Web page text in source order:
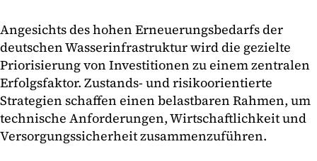
Angesichts des hohen Erneuerungsbedarfs der
deutschen Wasserinfrastruktur wird die gezielte
Priorisierung von Investitionen zu einem zentralen
Erfolgsfaktor. Zustands- und risikoorientierte
Strategien schaffen einen belastbaren Rahmen, um
technische Anforderungen, Wirtschaftlichkeit und
Versorgungssicherheit zusammenzuführen.